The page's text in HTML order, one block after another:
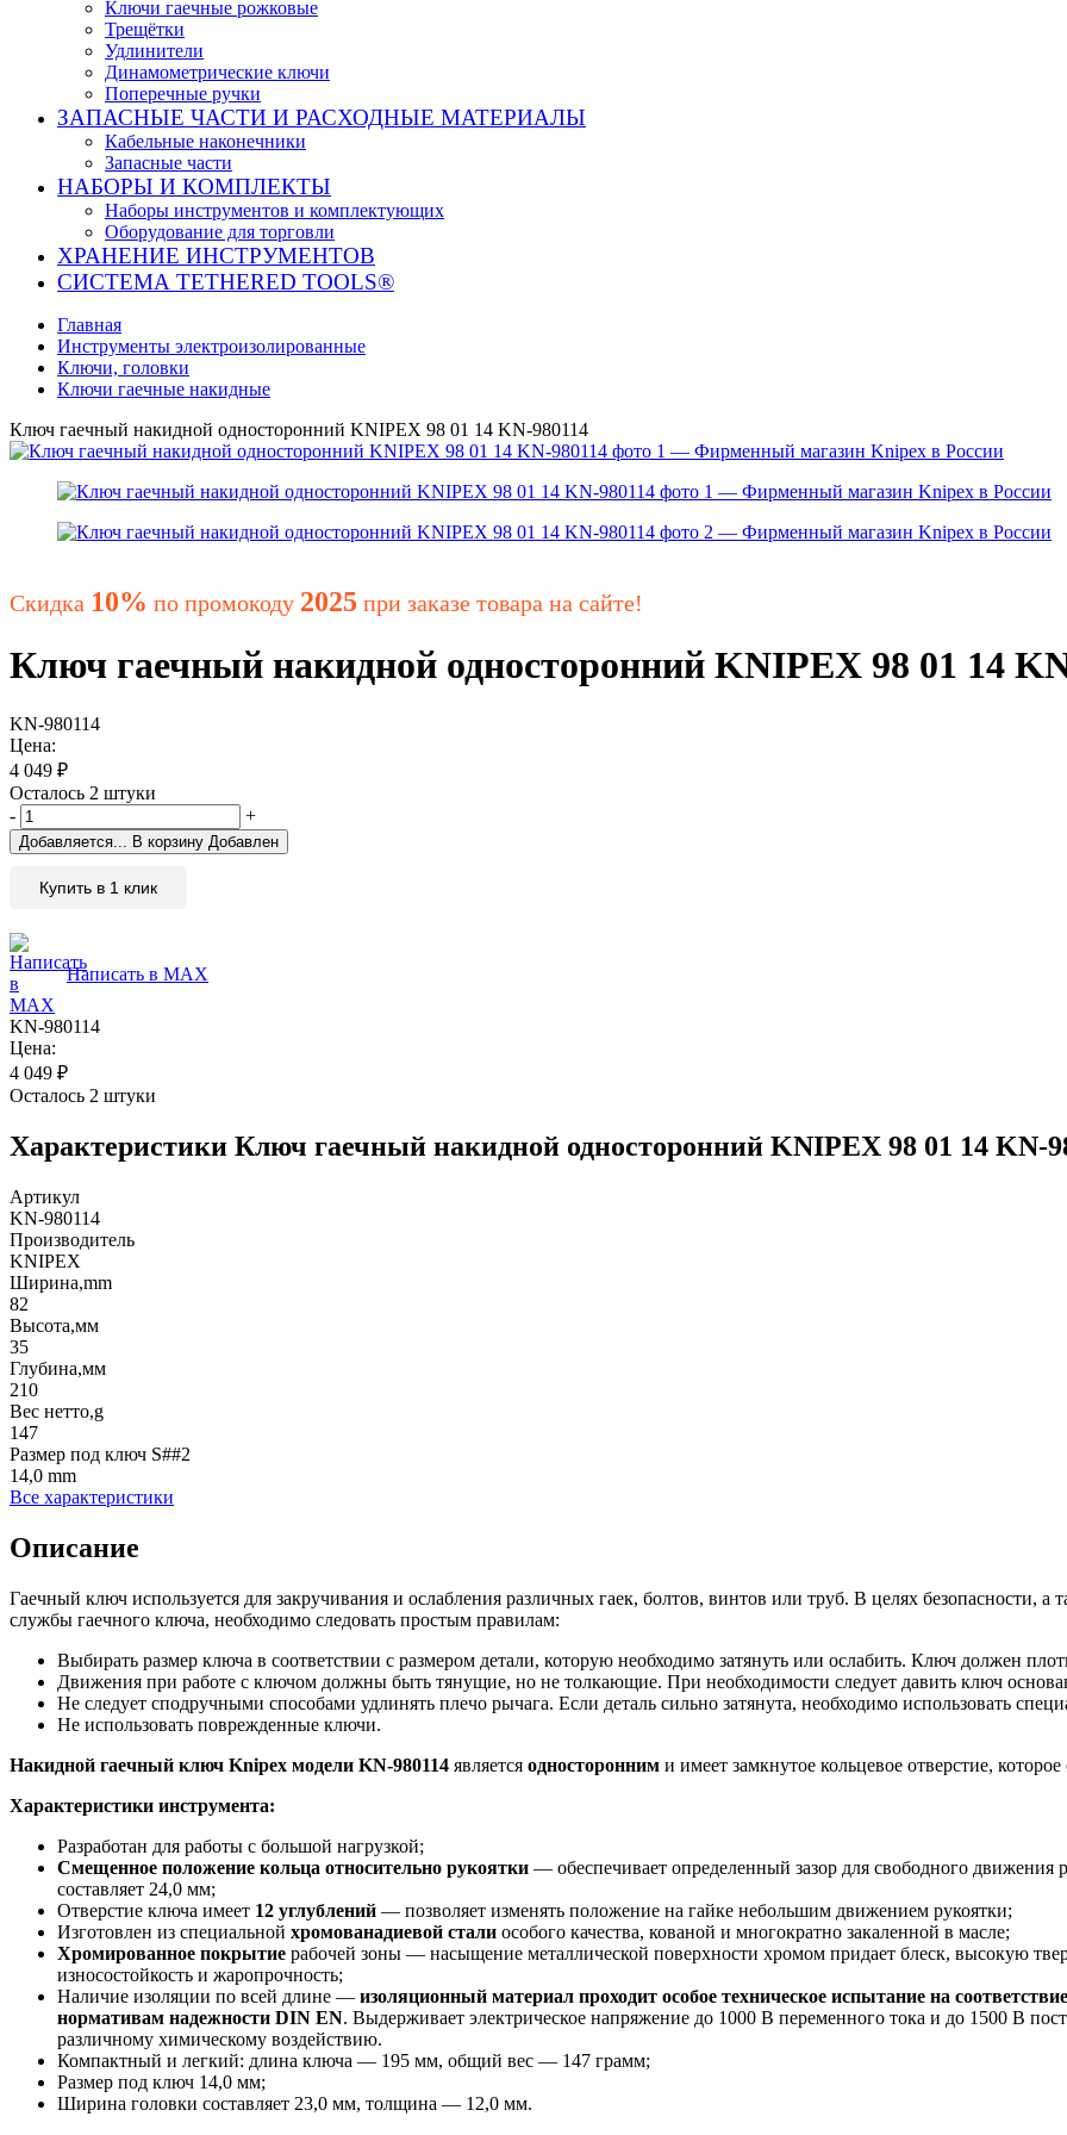
Ключи гаечные рожковые
Трещётки
Удлинители
Динамометрические ключи
Поперечные ручки
ЗАПАСНЫЕ ЧАСТИ И РАСХОДНЫЕ МАТЕРИАЛЫ
Кабельные наконечники
Запасные части
НАБОРЫ И КОМПЛЕКТЫ
Наборы инструментов и комплектующих
Оборудование для торговли
ХРАНЕНИЕ ИНС­ТРУ­МЕН­ТОВ
СИСТЕМА TETHERED TOOLS®
Главная
Инструменты электроизолированные
Ключи, головки
Ключи гаечные накидные
Ключ гаечный накидной односторонний KNIPEX 98 01 14 KN-980114
Скидка 10% по промокоду 2025 при заказе товара на сайте!
Ключ гаечный накидной односторонний KNIPEX 98 01 14
KN-980114
Цена:
4 049 ₽
Осталось 2 штуки
-
+
Добавляется... В корзину Добавлен
Купить в 1 клик
Написать в MAX
KN-980114
Цена:
4 049 ₽
Осталось 2 штуки
Характеристики Ключ гаечный накидной односторонний KNIPEX 98 01 14 KN-
Артикул
KN-980114
Производитель
KNIPEX
Ширина,mm
82
Высота,мм
35
Глубина,мм
210
Вес нетто,g
147
Размер под ключ S##2
14,0 mm
Все характеристики
Описание
Гаечный ключ используется для закручивания и ослабления различных гаек, болтов, винтов или труб. В целях безопасности, а
службы гаечного ключа, необходимо следовать простым правилам:
Выбирать размер ключа в соответствии с размером детали, которую необходимо затянуть или ослабить. Ключ должен
Движения при работе с ключом должны быть тянущие, но не толкающие. При необходимости следует давить ключ
Не следует сподручными способами удлинять плечо рычага. Если деталь сильно затянута, необходимо использовать
Не использовать поврежденные ключи.
Накидной гаечный ключ Knipex модели KN-980114 является односторонним и имеет замкнутое кольцевое отверстие,
Характеристики инструмента:
Разработан для работы с большой нагрузкой;
Смещенное положение кольца относительно рукоятки — обеспечивает определенный зазор для свободного
составляет 24,0 мм;
Отверстие ключа имеет 12 углублений — позволяет изменять положение на гайке небольшим движением рукоятки;
Изготовлен из специальной хромованадиевой стали особого качества, кованой и многократно закаленной в масле;
Хромированное покрытие рабочей зоны — насыщение металлической поверхности хромом придает блеск, высокую
износостойкость и жаропрочность;
Наличие изоляции по всей длине — изоляционный материал проходит особое техническое испытание на
нормативам надежности DIN EN. Выдерживает электрическое напряжение до 1000 В переменного тока и до 1500 В
различному химическому воздействию.
Компактный и легкий: длина ключа — 195 мм, общий вес — 147 грамм;
Размер под ключ 14,0 мм;
Ширина головки составляет 23,0 мм, толщина — 12,0 мм.